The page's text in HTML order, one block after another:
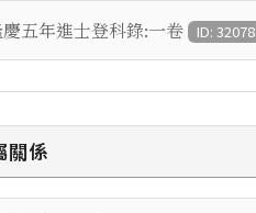
慶五年進士登科錄:一卷 ID: 32078
關係